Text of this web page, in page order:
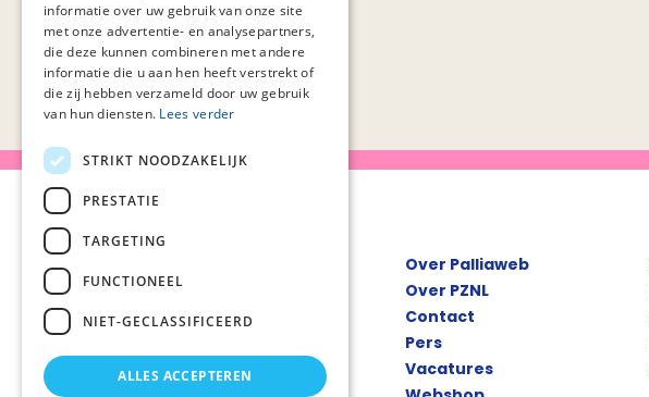
kansrijke projecten nppz ii
kinderpalliatieve zorg (1)
kwaliteit van leven: wat vindt
de patiënt belangrijk? (1)
kwaliteitskader palliatieve zorg
mantelzorgondersteuning in de
nationaal programma
onderzoek naar ervaringen van
patiënten en naasten
palliatieve zorg
onderzoek naar zorg in de
Over Palliaweb
Over PZNL
Contact
Pers
Vacatures
informatie over uw gebruik van onze site
met onze advertentie- en analysepartners,
die deze kunnen combineren met andere
informatie die u aan hen heeft verstrekt of
die zij hebben verzameld door uw gebruik
van hun diensten. Lees verder
STRIKT NOODZAKELIJK
PRESTATIE
TARGETING
FUNCTIONEEL
NIET-GECLASSIFICEERD
ALLES ACCEPTEREN